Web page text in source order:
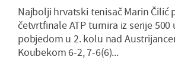
Najbolji hrvatski tenisač Marin Čilić
četvrtfinale ATP turnira iz serije 500
pobjedom u 2. kolu nad
Koubekom 6-2, 7-6(6)...